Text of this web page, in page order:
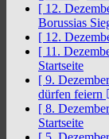
[ 12.
Borussias
[ 12.
[ 11.
Startseite
[ 9.
dürfen feiern
[ 8.
Startseite